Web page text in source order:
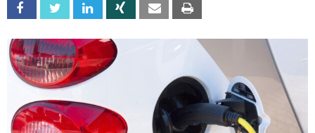
Facebook Twitter Linkedin Xing Email